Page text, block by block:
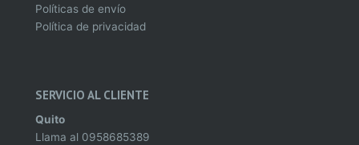
Políticas de envío
Política de privacidad
SERVICIO AL CLIENTE
Quito
Llama al 0958685389